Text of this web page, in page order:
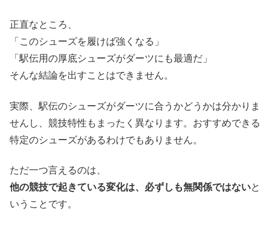
正直なところ、
「このシューズを履けば強くなる」
「駅伝用の厚底シューズがダーツにも最適だ」
そんな結論を出すことはできません。
実際、駅伝のシューズがダーツに合うかどうかは分かりま
せんし、競技特性もまったく異なります。おすすめできる
特定のシューズがあるわけでもありません。
ただ一つ言えるのは、
他の競技で起きている変化は、必ずしも無関係ではないと
いうことです。